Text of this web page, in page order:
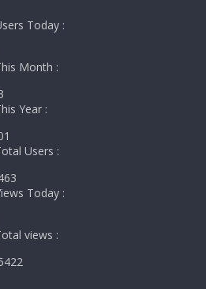
Today :
Month :
Year :
Users :
Today :
views :